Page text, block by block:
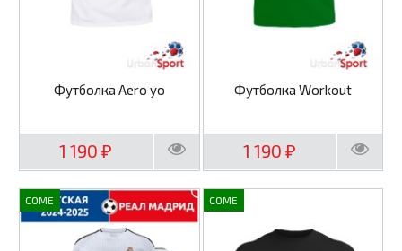
Футболка Aero yo
1 190₽
Футболка Workout
1 190 ₽
COME COME